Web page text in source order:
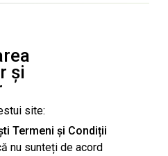
și
site:
Termeni și Condiții
nu sunteți de acord